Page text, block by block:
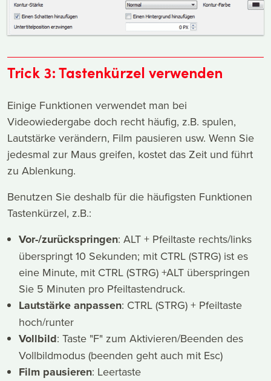
Trick 3: Tastenkürzel verwenden
Einige Funktionen verwendet man bei
Videowiedergabe doch recht häufig, z.B. spulen,
Lautstärke verändern, Film pausieren usw. Wenn Sie
jedesmal zur Maus greifen, kostet das Zeit und führt
zu Ablenkung.
Benutzen Sie deshalb für die häufigsten Funktionen
Tastenkürzel, z.B.:
Vor-/zurückspringen: ALT + Pfeiltaste rechts/links
überspringt 10 Sekunden; mit CTRL (STRG) ist es
eine Minute, mit CTRL (STRG) +ALT überspringen
Sie 5 Minuten pro Pfeiltastendruck.
Lautstärke anpassen: CTRL (STRG) + Pfeiltaste
hoch/runter
Vollbild: Taste "F" zum Aktivieren/Beenden des
Vollbildmodus (beenden geht auch mit Esc)
Film pausieren: Leertaste